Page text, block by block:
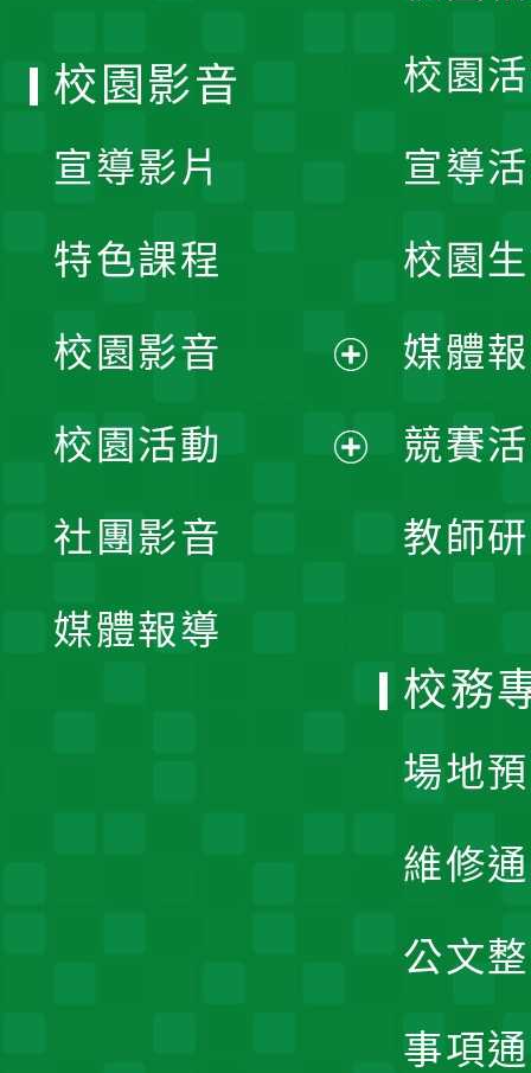
校園
宣導
校園
媒體
競賽
教師
校園影音
宣導影片
特色課程
校園影音
開
校園活動
社團影音
媒體報導
校務
場地
維修
公文
事項